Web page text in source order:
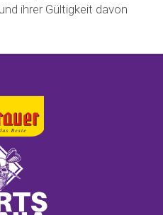
ihrer Gültigkeit davon